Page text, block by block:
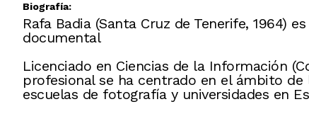
Biografía:
Rafa Badia (Santa Cruz de Tenerife,
documental
Licenciado en Ciencias de la Información
profesional se ha centrado en el ámbito
escuelas de fotografía y universidades en